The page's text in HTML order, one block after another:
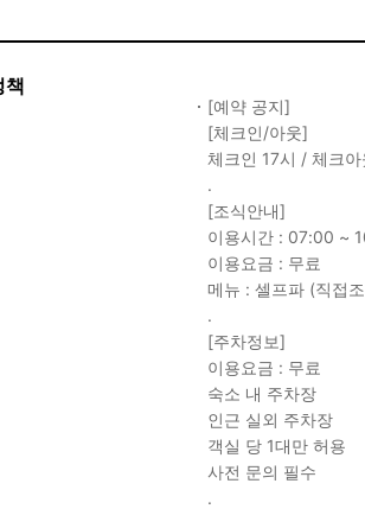
책
[예약 공지]
[체크인/아웃]
체크인 17시 / 체크아
.
[조식안내]
이용시간 : 07:00 ~
이용요금 : 무료
메뉴 : 셀프파 (직접
.
[주차정보]
이용요금 : 무료
숙소 내 주차장
인근 실외 주차장
객실 당 1대만 허용
사전 문의 필수
.